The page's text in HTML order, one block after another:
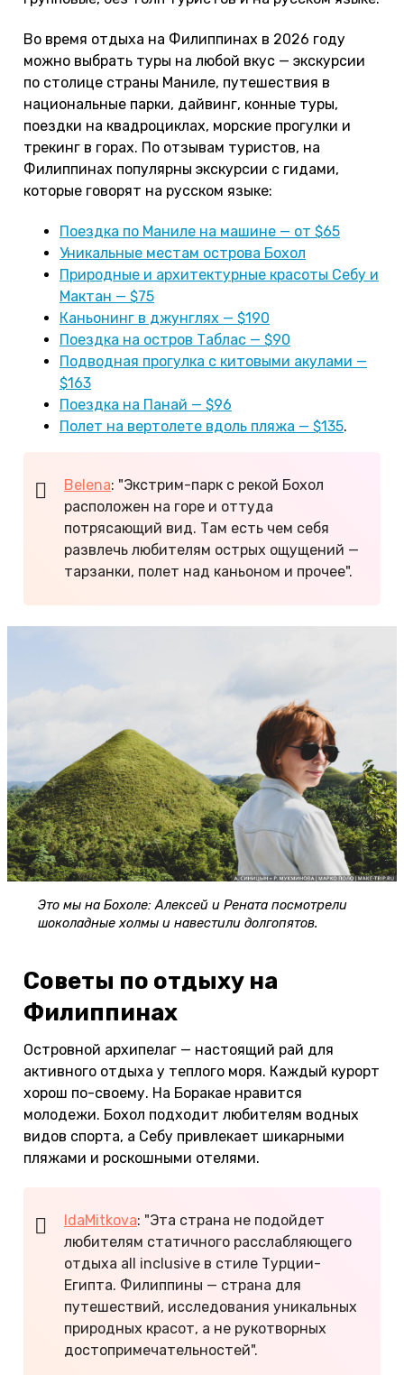
Во время отдыха на Филиппинах в 2026 году
можно выбрать туры на любой вкус — экскурсии
по столице страны Маниле, путешествия в
национальные парки, дайвинг, конные туры,
поездки на квадроциклах, морские прогулки и
трекинг в горах. По отзывам туристов, на
Филиппинах популярны экскурсии с гидами,
которые говорят на русском языке:
Поездка по Маниле на машине — от $65
Уникальные местам острова Бохол
Природные и архитектурные красоты Себу и
Мактан — $75
Каньонинг в джунглях — $190
Поездка на остров Таблас — $90
Подводная прогулка с китовыми акулами —
$163
Поездка на Панай — $96
Полет на вертолете вдоль пляжа — $135.
Belena: "Экстрим-парк с рекой Бохол
расположен на горе и оттуда
потрясающий вид. Там есть чем себя
развлечь любителям острых ощущений —
тарзанки, полет над каньоном и прочее".
Это мы на Бохоле: Алексей и Рената посмотрели
шоколадные холмы и навестили долгопятов.
Советы по отдыху на
Филиппинах
Островной архипелаг — настоящий рай для
активного отдыха у теплого моря. Каждый курорт
хорош по-своему. На Боракае нравится
молодежи. Бохол подходит любителям водных
видов спорта, а Себу привлекает шикарными
пляжами и роскошными отелями.
IdaMitkova: "Эта страна не подойдет
любителям статичного расслабляющего
отдыха all inclusive в стиле Турции-
Египта. Филиппины — страна для
путешествий, исследования уникальных
природных красот, а не рукотворных
достопримечательностей".